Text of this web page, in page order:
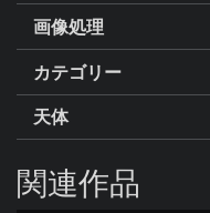
画像処理
カテゴリー
天体
関連作品